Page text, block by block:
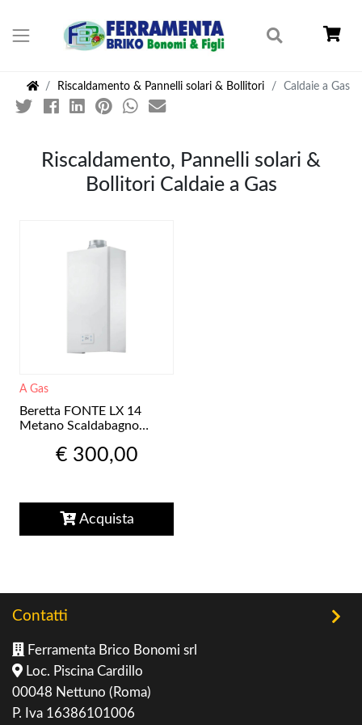
Riscaldamento & Pannelli solari & Bollitori Caldaie a Gas
Riscaldamento, Pannelli solari &
Bollitori Caldaie a Gas
Beretta FONTE LX 14
Metano Scaldabagno
a tiraggio naturale
A Gas
€ 300,00
Acquista
Contatti
Ferramenta Brico Bonomi srl
Loc. Piscina Cardillo
00048 Nettuno (Roma)
P. Iva 16386101006